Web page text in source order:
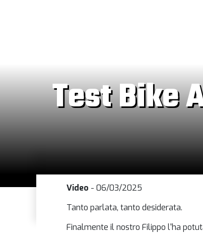
Test Bike
Video - 06/03/2025
Tanto parlata, tanto desiderata.
Finalmente il nostro ‪Filippo‬ l'ha